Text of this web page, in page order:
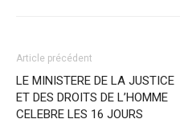
Article précédent
LE MINISTERE DE LA JUSTICE
ET DES DROITS DE L’HOMME
CELEBRE LES 16 JOURS